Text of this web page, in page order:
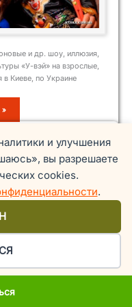
и улучшения
вы разрешаете
cookies.
.
и др. шоу, иллюзия,
«У-вэй» на взрослые,
в Киеве, по Украине
»